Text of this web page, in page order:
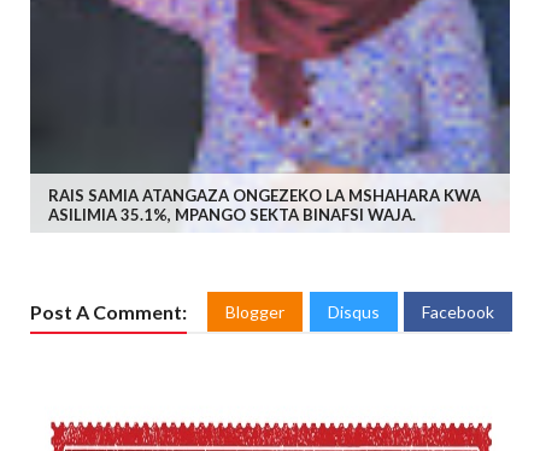
RAIS SAMIA ATANGAZA ONGEZEKO LA MSHAHARA KWA
ASILIMIA 35.1%, MPANGO SEKTA BINAFSI WAJA.
Post A Comment: Blogger Disqus Facebook